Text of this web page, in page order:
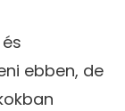
ebben, de